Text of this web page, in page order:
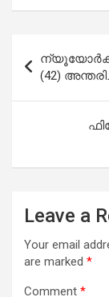
navigation
(42)
Leave a
Your email
are marked *
Comment *